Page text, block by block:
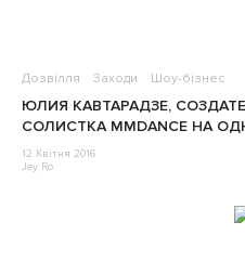
Дозвілля Заходи Шоу-бізнес
ЮЛИЯ КАВТАРАДЗЕ,
СОЛИСТКА MMDANCE НА
12 Квітня 2016
Jey Ro